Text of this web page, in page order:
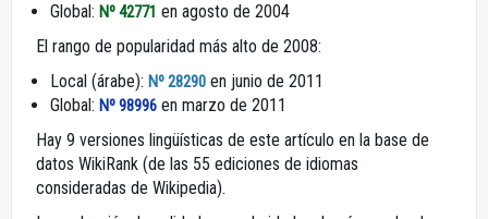
Global: Nº 42771 en agosto de 2004
El rango de popularidad más alto de 2008:
Local (árabe): Nº 28290 en junio de 2011
Global: Nº 98996 en marzo de 2011
Hay 9 versiones lingüísticas de este artículo en la base de
datos WikiRank (de las 55 ediciones de idiomas
consideradas de Wikipedia).